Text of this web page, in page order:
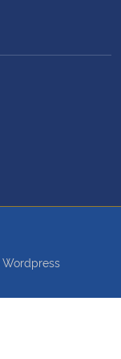
Wordpress